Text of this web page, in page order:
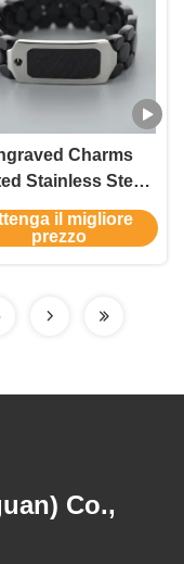
Charms
Stainless Steel
Men Jewelry
Designs
il migliore
prezzo
Co.,